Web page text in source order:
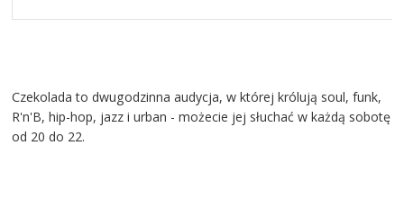
Czekolada to dwugodzinna audycja, w której królują soul, funk,
R'n'B, hip-hop, jazz i urban - możecie jej słuchać w każdą sobotę
od 20 do 22.